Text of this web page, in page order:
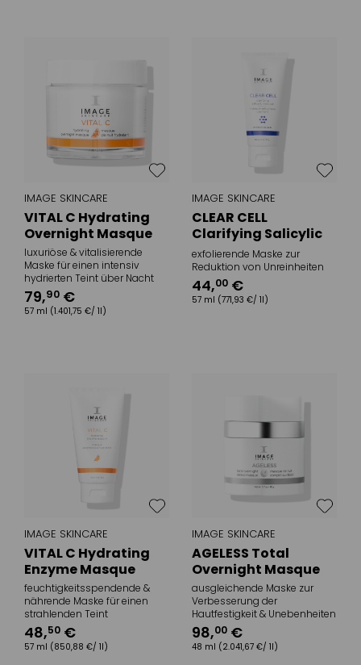
IMAGE SKINCARE
VITAL C Hydrating
Overnight Masque
luxuriöse & vitalisierende
Maske für einen intensiv
hydrierten Teint über Nacht
79,90 €
57 ml (1.401,75 €/ 1l)
IMAGE SKINCARE
CLEAR CELL
Clarifying Salicylic
Masque
exfolierende Maske zur
Reduktion von Unreinheiten
44,00 €
57 ml (771,93 €/ 1l)
IMAGE SKINCARE
VITAL C Hydrating
Enzyme Masque
feuchtigkeitsspendende &
nährende Maske für einen
strahlenden Teint
48,50 €
57 ml (850,88 €/ 1l)
IMAGE SKINCARE
AGELESS Total
Overnight Masque
ausgleichende Maske zur
Verbesserung der
Hautfestigkeit & Unebenheiten
98,00 €
48 ml (2.041,67 €/ 1l)